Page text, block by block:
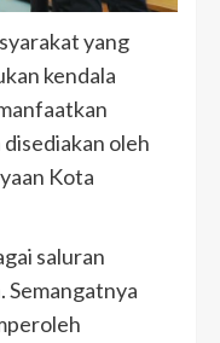
yang
kendala
oleh
Kota
saluran
Semangatnya